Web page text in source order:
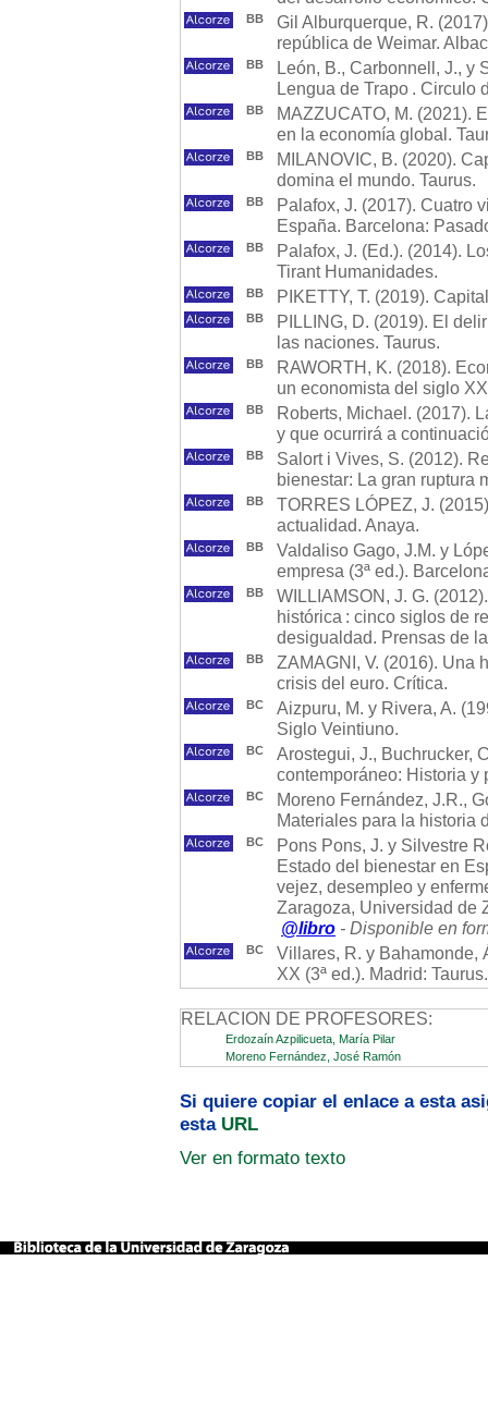
BB
Gil Alburquerque, R.
república de Weimar.
BB
León, B., Carbonnell, J., y
Lengua de Trapo . Circulo
BB
MAZZUCATO, M. (2021).
en la economía global.
BB
MILANOVIC, B. (2020).
domina el mundo. Taurus.
BB
Palafox, J. (2017). Cuatro
España. Barcelona:
BB
Palafox, J. (Ed.). (2014).
Tirant Humanidades.
BB PIKETTY, T. (2019).
BB
PILLING, D. (2019). El
las naciones. Taurus.
BB
RAWORTH, K. (2018).
un economista del siglo
BB
Roberts, Michael. (2017).
y que ocurrirá a
BB
Salort i Vives, S. (2012).
bienestar: La gran ruptura
BB
TORRES LÓPEZ, J.
actualidad. Anaya.
BB
Valdaliso Gago, J.M. y
empresa (3ª ed.).
BB
WILLIAMSON, J. G.
histórica : cinco siglos de
desigualdad. Prensas de
BB
ZAMAGNI, V. (2016). Una
crisis del euro. Crítica.
BC
Aizpuru, M. y Rivera, A.
Siglo Veintiuno.
BC
Arostegui, J., Buchrucker,
contemporáneo: Historia y
BC
Moreno Fernández, J.R.,
Materiales para la historia
BC
Pons Pons, J. y Silvestre
Estado del bienestar en
vejez, desempleo y
Zaragoza, Universidad de
@libro - Disponible en
BC
Villares, R. y Bahamonde,
XX (3ª ed.). Madrid: Taurus.
RELACION DE PROFESORES:
Erdozaín Azpilicueta, María Pilar
Moreno Fernández, José Ramón
Si quiere copiar el enlace a esta
esta URL
Ver en formato texto